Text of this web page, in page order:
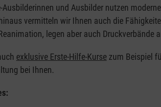
Ausbilderinnen und Ausbilder nutzen
vermitteln wir Ihnen auch die
legen aber auch Druckverbände
exklusive Erste-Hilfe-Kurse zum Beispiel
bei Ihnen.